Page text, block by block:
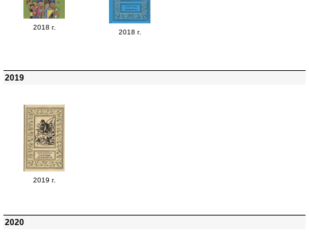
2018 г.
2018 г.
2019
2019 г.
2020